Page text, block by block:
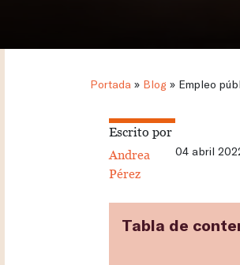
Portada » Blog » Empleo
Escrito por
Andrea
Pérez
04 abril
Tabla de